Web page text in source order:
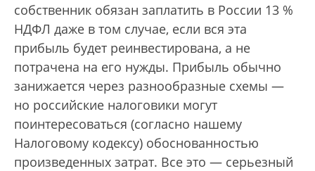
собственник обязан заплатить в России 13 %
НДФЛ даже в том случае, если вся эта
прибыль будет реинвестирована, а не
потрачена на его нужды. Прибыль обычно
занижается через разнообразные схемы —
но российские налоговики могут
поинтересоваться (согласно нашему
Налоговому кодексу) обоснованностью
произведенных затрат. Все это — серьезный